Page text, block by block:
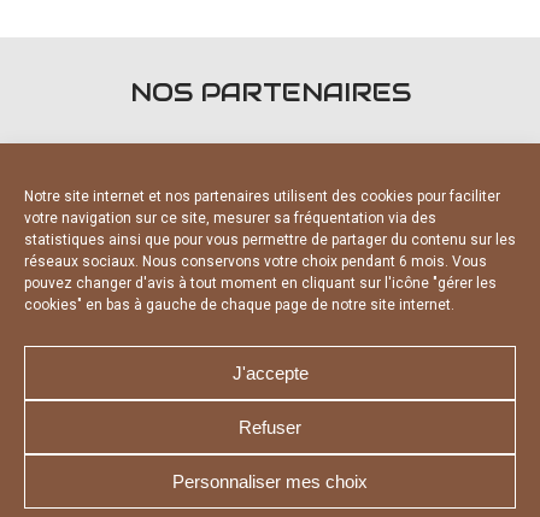
Notre site internet et nos partenaires utilisent des cookies pour faciliter
votre navigation sur ce site, mesurer sa fréquentation via des
statistiques ainsi que pour vous permettre de partager du contenu sur les
réseaux sociaux. Nous conservons votre choix pendant 6 mois. Vous
pouvez changer d'avis à tout moment en cliquant sur l'icône "gérer les
cookies" en bas à gauche de chaque page de notre site internet.
J'accepte
Refuser
Personnaliser mes choix
NOS PARTENAIRES
FOURNISSEURS OFFICIELS
NOUS CONTACTER
MENTIONS LÉGALES
CHARTE DE CONFIDENTIALITÉ
DÉCLARATION DE CONFIDENTIALITÉ